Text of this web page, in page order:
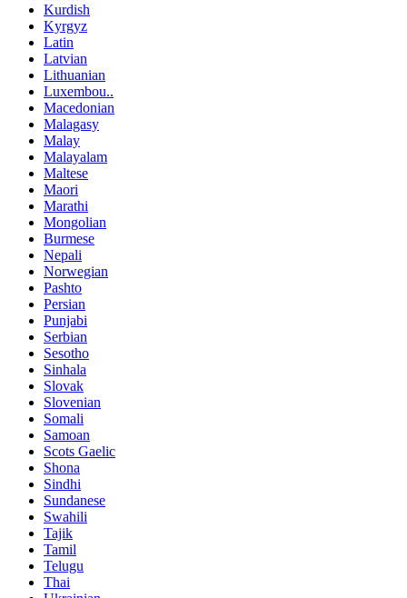
Kurdish
Kyrgyz
Latin
Latvian
Lithuanian
Luxembou..
Macedonian
Malagasy
Malay
Malayalam
Maltese
Maori
Marathi
Mongolian
Burmese
Nepali
Norwegian
Pashto
Persian
Punjabi
Serbian
Sesotho
Sinhala
Slovak
Slovenian
Somali
Samoan
Scots Gaelic
Shona
Sindhi
Sundanese
Swahili
Tajik
Tamil
Telugu
Thai